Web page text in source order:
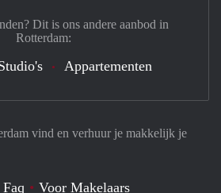
vind en verhuur je makkelijk je
Faq Voor Makelaars
Dit is ons andere aanbod in
Rotterdam:
Appartementen